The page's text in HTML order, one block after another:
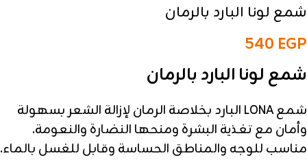
شمع لونا البارد بالرمان
540 EGP
شمع لونا البارد بالرمان
شمع LONA البارد بخلاصة الرمان لإزالة الشعر بسهولة
وأمان مع تغذية البشرة ومنحها النضارة والنعومة.
مناسب للوجه والمناطق الحساسة وقابل للغسل بالماء.